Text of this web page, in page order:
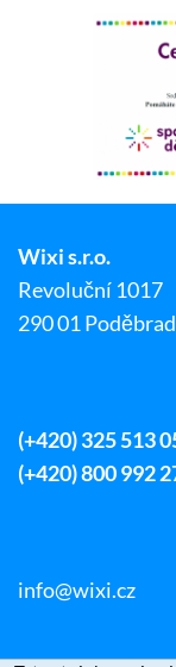
Wixi s.r.o.
Revoluční 1017
290 01
(+420) 325 513
(+420) 800 992
info@wixi.cz